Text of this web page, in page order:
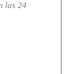
las 24